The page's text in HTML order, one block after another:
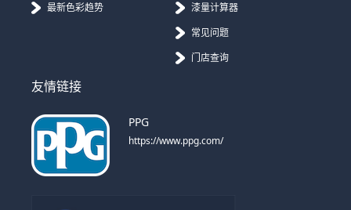
最新色彩趋势
漆量计算器
常见问题
门店查询
友情链接
PPG
https://www.ppg.com/